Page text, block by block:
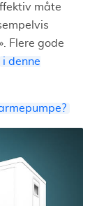
måte
. Flere gode
i denne